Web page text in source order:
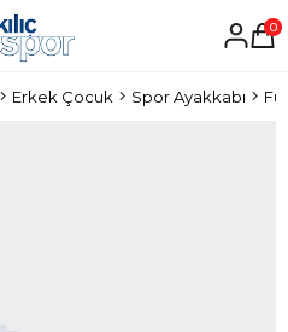
0
Erkek Çocuk Spor Ayakkabı